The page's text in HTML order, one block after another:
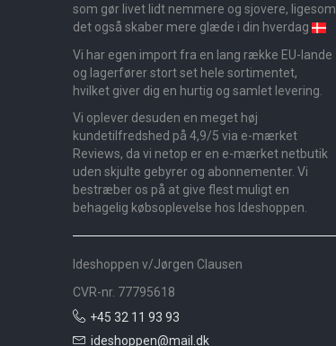
som gør livet lidt nemmere og sjovere, ligesom
det også skaber mere glæde i din hverdag
Vi har egen import fra en lang række EU-lande
og lagerfører stort set hele sortimentet,
hvilket giver dig en hurtig og samlet levering.
Vi oplever desuden en meget høj
kundetilfredshed på 4,9/5 via e-mærket
Reviews, da vi netop er en e-mærket netbutik
uden skjulte gebyrer og abonnementer. Vi
bestræber os på at give flest muligt en
behagelig købsoplevelse hos Ideshoppen.
Ideshoppen v/Jørgen Clausen
CVR-nr. 77795618
+45 32 11 93 93
ideshoppen@mail.dk